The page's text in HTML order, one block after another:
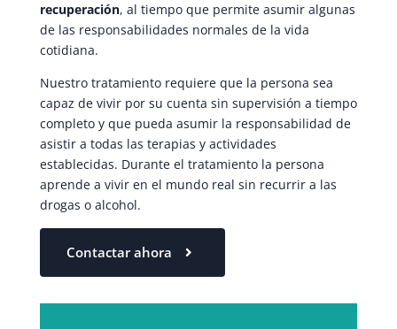
recuperación, al tiempo que permite asumir algunas
de las responsabilidades normales de la vida
cotidiana.
Nuestro tratamiento requiere que la persona sea
capaz de vivir por su cuenta sin supervisión a tiempo
completo y que pueda asumir la responsabilidad de
asistir a todas las terapias y actividades
establecidas. Durante el tratamiento la persona
aprende a vivir en el mundo real sin recurrir a las
drogas o alcohol.
Contactar ahora